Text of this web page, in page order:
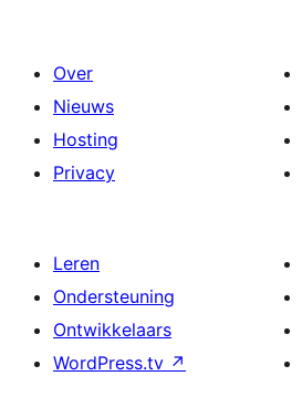
Over
Nieuws
Hosting
Privacy
Leren
Ondersteuning
Ontwikkelaars
WordPress.tv ↗